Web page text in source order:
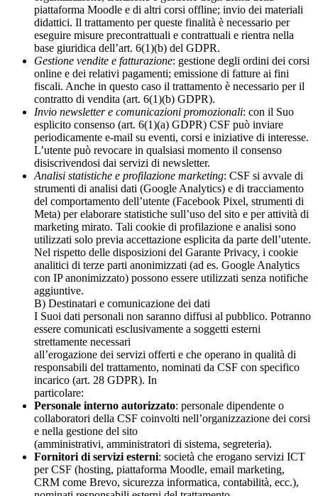
piattaforma Moodle e di altri corsi offline; invio dei materiali
didattici. Il trattamento per queste finalità è necessario per
eseguire misure precontrattuali e contrattuali e rientra nella
base giuridica dell’art. 6(1)(b) del GDPR.
Gestione vendite e fatturazione: gestione degli ordini dei corsi
online e dei relativi pagamenti; emissione di fatture ai fini
fiscali. Anche in questo caso il trattamento è necessario per il
contratto di vendita (art. 6(1)(b) GDPR).
Invio newsletter e comunicazioni promozionali: con il Suo
esplicito consenso (art. 6(1)(a) GDPR) CSF può inviare
periodicamente e-mail su eventi, corsi e iniziative di interesse.
L’utente può revocare in qualsiasi momento il consenso
disiscrivendosi dai servizi di newsletter.
Analisi statistiche e profilazione marketing: CSF si avvale di
strumenti di analisi dati (Google Analytics) e di tracciamento
del comportamento dell’utente (Facebook Pixel, strumenti di
Meta) per elaborare statistiche sull’uso del sito e per attività di
marketing mirato. Tali cookie di profilazione e analisi sono
utilizzati solo previa accettazione esplicita da parte dell’utente.
Nel rispetto delle disposizioni del Garante Privacy, i cookie
analitici di terze parti anonimizzati (ad es. Google Analytics
con IP anonimizzato) possono essere utilizzati senza notifiche
aggiuntive.
B) Destinatari e comunicazione dei dati
I Suoi dati personali non saranno diffusi al pubblico. Potranno
essere comunicati esclusivamente a soggetti esterni
strettamente necessari
all’erogazione dei servizi offerti e che operano in qualità di
responsabili del trattamento, nominati da CSF con specifico
incarico (art. 28 GDPR). In
particolare:
Personale interno autorizzato: personale dipendente o
collaboratori della CSF coinvolti nell’organizzazione dei corsi
e nella gestione del sito
(amministrativi, amministratori di sistema, segreteria).
Fornitori di servizi esterni: società che erogano servizi ICT
per CSF (hosting, piattaforma Moodle, email marketing,
CRM come Brevo, sicurezza informatica, contabilità, ecc.),